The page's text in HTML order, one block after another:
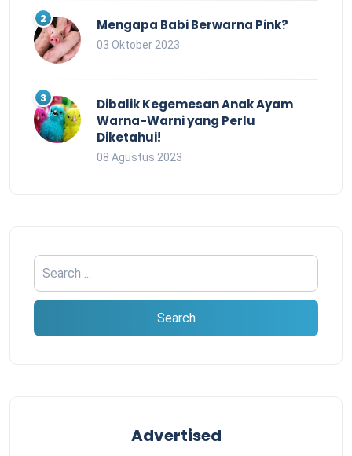
Mengapa Babi Berwarna Pink?
03 Oktober 2023
Dibalik Kegemesan Anak Ayam
Warna-Warni yang Perlu
Diketahui!
08 Agustus 2023
Advertised